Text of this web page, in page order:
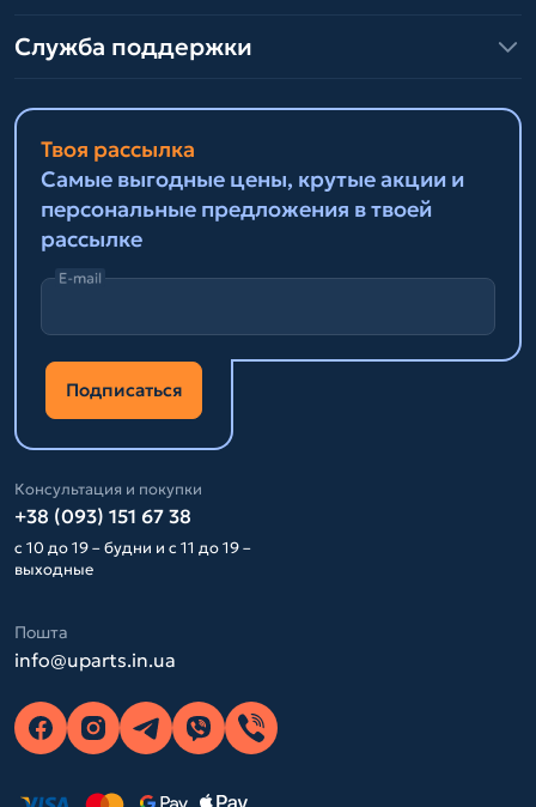
Служба поддержки
Твоя рассылка
Самые выгодные цены, крутые акции и
персональные предложения в твоей
рассылке
E-mail
Подписаться
Консультация и покупки
+38 (093) 151 67 38
с 10 до 19 – будни и с 11 до 19 –
выходные
Пошта
info@uparts.in.ua